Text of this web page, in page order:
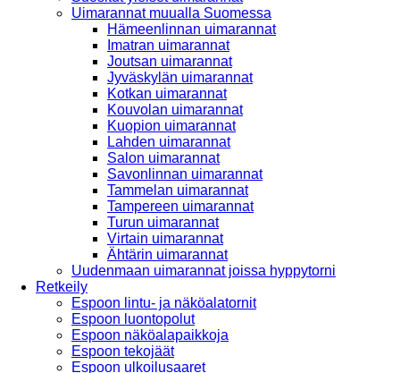
Uimarannat muualla Suomessa
Hämeenlinnan uimarannat
Imatran uimarannat
Joutsan uimarannat
Jyväskylän uimarannat
Kotkan uimarannat
Kouvolan uimarannat
Kuopion uimarannat
Lahden uimarannat
Salon uimarannat
Savonlinnan uimarannat
Tammelan uimarannat
Tampereen uimarannat
Turun uimarannat
Virtain uimarannat
Ähtärin uimarannat
Uudenmaan uimarannat joissa hyppytorni
Retkeily
Espoon lintu- ja näköalatornit
Espoon luontopolut
Espoon näköalapaikkoja
Espoon tekojäät
Espoon ulkoilusaaret